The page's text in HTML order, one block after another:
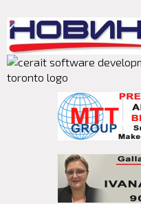
main
content